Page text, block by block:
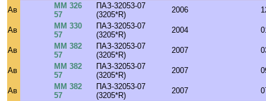
Ав
ММ 326
57
ПАЗ-32053-07
(3205*R)
2006
Ав
ММ 330
57
ПАЗ-32053-07
(3205*R)
2004
Ав
ММ 382
57
ПАЗ-32053-07
(3205*R)
2007
Ав
ММ 382
57
ПАЗ-32053-07
(3205*R)
2007
Ав
ММ 382
57
ПАЗ-32053-07
(3205*R)
2007